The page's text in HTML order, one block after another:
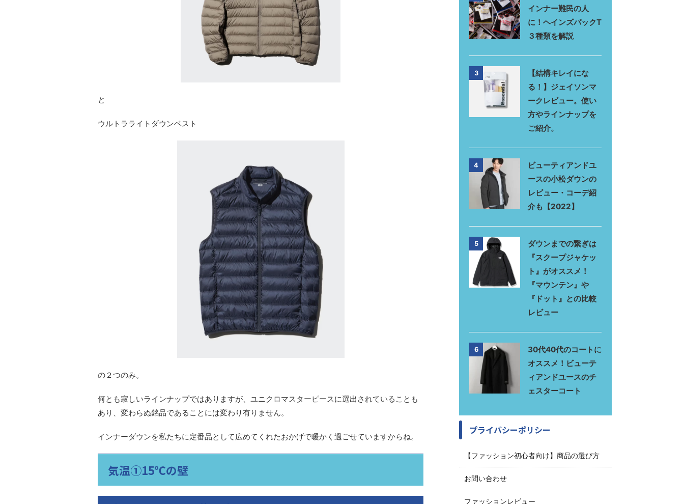
と
ウルトラライトダウンベスト
の２つのみ。
何とも寂しいラインナップではありますが、ユニクロマスターピースに選出されていることも
あり、変わらぬ銘品であることには変わり有りません。
インナーダウンを私たちに定番品として広めてくれたおかげで暖かく過ごせていますからね。
気温①15℃の壁
インナー難民の人
に！ヘインズパックT
３種類を解説
3
【結構キレイにな
る！】ジェイソンマ
ークレビュー。使い
方やラインナップを
ご紹介。
4
ビューティアンドユ
ースの小松ダウンの
レビュー・コーデ紹
介も【2022】
5
ダウンまでの繋ぎは
『スクープジャケッ
ト』がオススメ！
『マウンテン』や
『ドット』との比較
レビュー
6
30代40代のコートに
オススメ！ビューテ
ィアンドユースのチ
ェスターコート
プライバシーポリシー
【ファッション初心者向け】商品の選び方
お問い合わせ
ファッションレビュー